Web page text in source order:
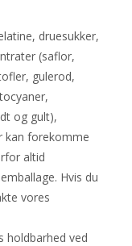
druesukker,
(saflor,
gulerod,
og gult),
kan forekomme
altid
Hvis du
vores
holdbarhed ved